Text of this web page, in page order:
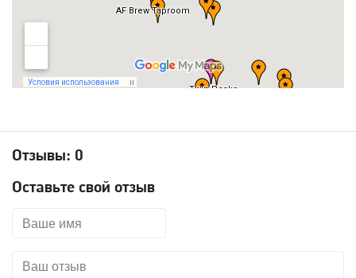
Отзывы: 0
Оставьте свой отзыв